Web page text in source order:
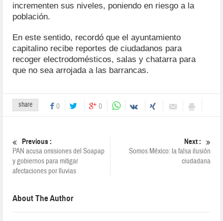
incrementen sus niveles, poniendo en riesgo a la
población.
En este sentido, recordó que el ayuntamiento
capitalino recibe reportes de ciudadanos para
recoger electrodomésticos, salas y chatarra para
que no sea arrojada a las barrancas.
share 0 0
Previous :
PAN acusa omisiones del Soapap
y gobiernos para mitigar
afectaciones por lluvias
Next :
Somos México: la falsa ilusión
ciudadana
About The Author